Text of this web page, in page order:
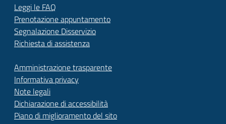
Leggi le FAQ
Prenotazione appuntamento
Segnalazione Disservizio
Richiesta di assistenza
Amministrazione trasparente
Informativa privacy
Note legali
Dichiarazione di accessibilità
Piano di miglioramento del sito